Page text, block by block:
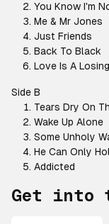
You Know I'm
Me & Mr Jones
Just Friends
Back To Black
Love Is A
Side B
Tears Dry On
Wake Up Alone
Some Unholy
He Can Only
Addicted
Get into